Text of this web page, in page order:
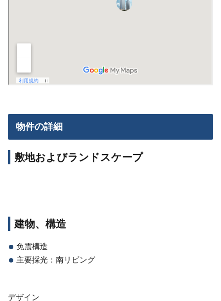
物件の詳細
敷地およびランドスケープ
建物、構造
免震構造
主要採光：南リビング
デザイン